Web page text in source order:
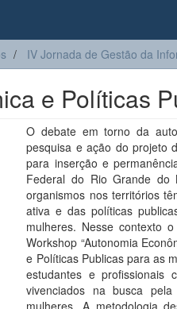
IV Jornada de Gestão da
e Políticas
O debate em torno da
pesquisa e ação do projeto
para inserção e
Federal do Rio Grande do
organismos nos territórios
ativa e das políticas
mulheres. Nesse contexto
Workshop “Autonomia
e Políticas Publicas para as
estudantes e profissionais
vivenciados na busca
mulheres. A metodologia